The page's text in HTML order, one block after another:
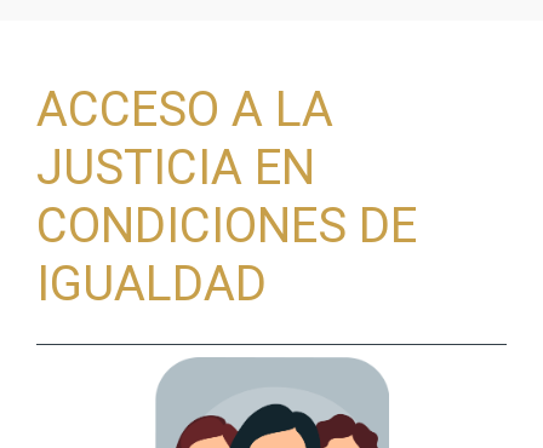
ACCESO A LA
JUSTICIA EN
CONDICIONES DE
IGUALDAD